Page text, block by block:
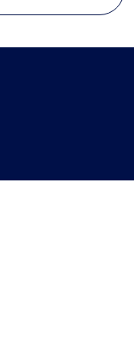
Działamy